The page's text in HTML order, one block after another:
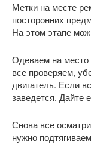
Метки на месте
посторонних
На этом этапе
Одеваем на место
все проверяем,
двигатель. Если
заведется. Дайте
Снова все
нужно